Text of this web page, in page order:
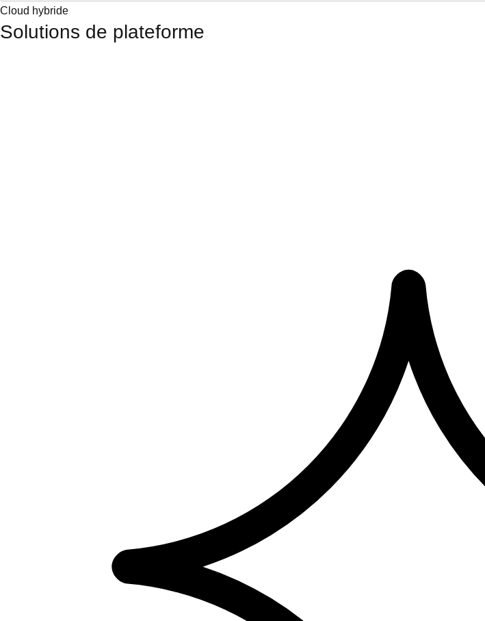
Cloud hybride
Solutions de plateforme